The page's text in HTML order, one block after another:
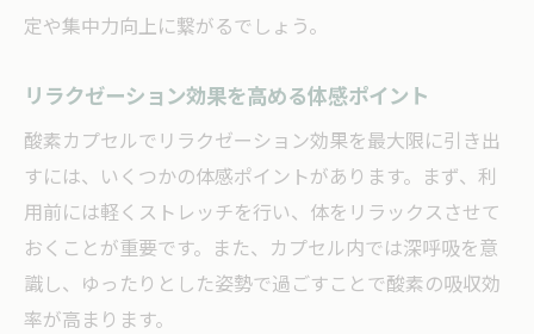
定や集中力向上に繋がるでしょう。
リラクゼーション効果を高める体感ポイント
酸素カプセルでリラクゼーション効果を最大限に引き出
すには、いくつかの体感ポイントがあります。まず、利
用前には軽くストレッチを行い、体をリラックスさせて
おくことが重要です。また、カプセル内では深呼吸を意
識し、ゆったりとした姿勢で過ごすことで酸素の吸収効
率が高まります。